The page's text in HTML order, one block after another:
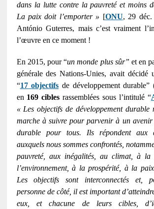
dans la lutte contre la pauvreté et moins
La paix doit l’emporter » [ONU, 29 déc.
António Guterres, mais c’est vraiment
l’œuvre en ce moment !
En 2015, pour “un monde plus sûr” et en
générale des Nations-Unies, avait décidé
“17 objectifs de développement
en 169 cibles rassemblées sous l’intitulé “
« Les objectifs de développement durable
marche à suivre pour parvenir à un
durable pour tous. Ils répondent aux
auxquels nous sommes confrontés,
pauvreté, aux inégalités, au climat, à la
l’environnement, à la prospérité, à la
Les objectifs sont interconnectés et,
personne de côté, il est important
eux, et chacune de leurs cibles,